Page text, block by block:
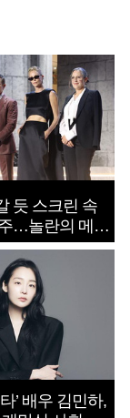
듯 스크린 속
…놀란의 메시
죄’
’ 배우 김민하,